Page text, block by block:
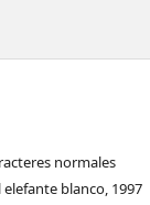
normales
elefante blanco, 1997